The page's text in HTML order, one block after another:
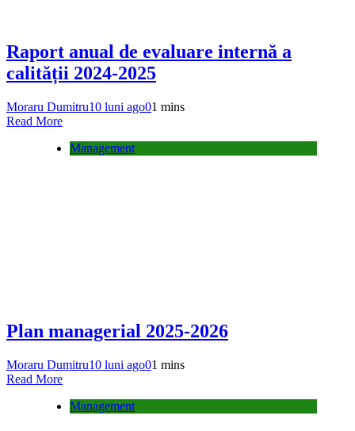
Raport anual de evaluare internă a
calității 2024-2025
Moraru Dumitru10 luni ago01 mins
Read More
Management
Plan managerial 2025-2026
Moraru Dumitru10 luni ago01 mins
Read More
Management